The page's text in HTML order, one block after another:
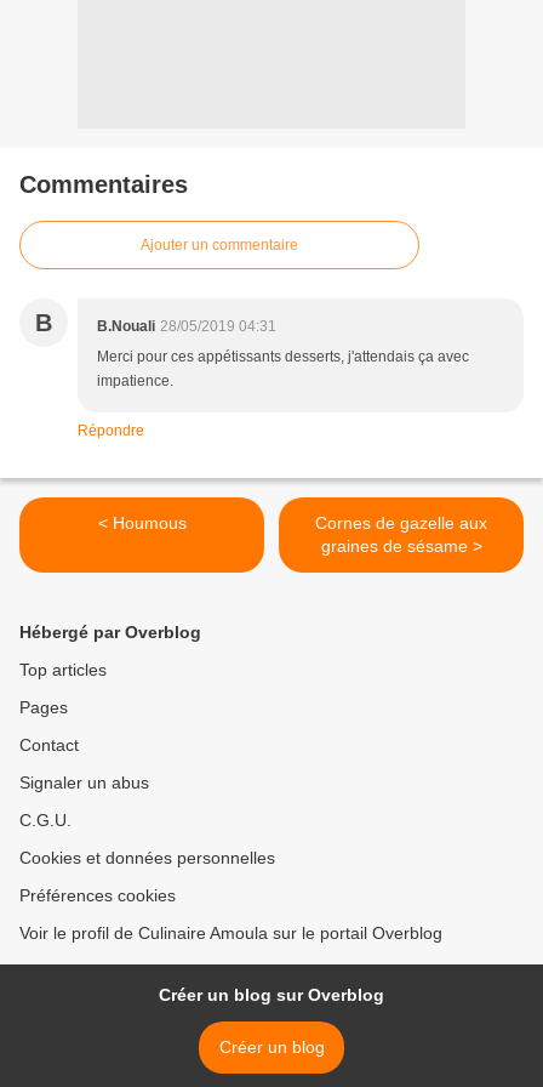
Commentaires
Ajouter un commentaire
B B.Nouali 28/05/2019 04:31
Merci pour ces appétissants desserts, j'attendais ça avec
impatience.
Répondre
< Houmous
Cornes de gazelle aux
graines de sésame >
Hébergé par Overblog
Top articles
Pages
Contact
Signaler un abus
C.G.U.
Cookies et données personnelles
Préférences cookies
Voir le profil de Culinaire Amoula sur le portail Overblog
Créer un blog sur Overblog
Créer un blog